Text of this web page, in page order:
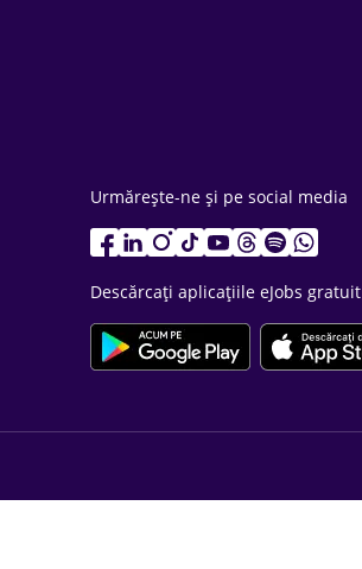
Urmărește-ne și pe social media
Descărcați aplicațiile eJobs gratuit